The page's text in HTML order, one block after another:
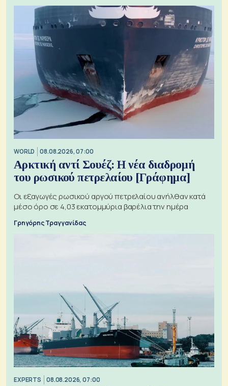
WORLD 08.08.2026, 07:00
Αρκτική αντί Σουέζ: Η νέα διαδρομή
του ρωσικού πετρελαίου [Γράφημα]
Οι εξαγωγές ρωσικού αργού πετρελαίου ανήλθαν κατά
μέσο όρο σε 4,03 εκατομμύρια βαρέλια την ημέρα
Γρηγόρης Τραγγανίδας
EXPERTS 08.08.2026, 07:00